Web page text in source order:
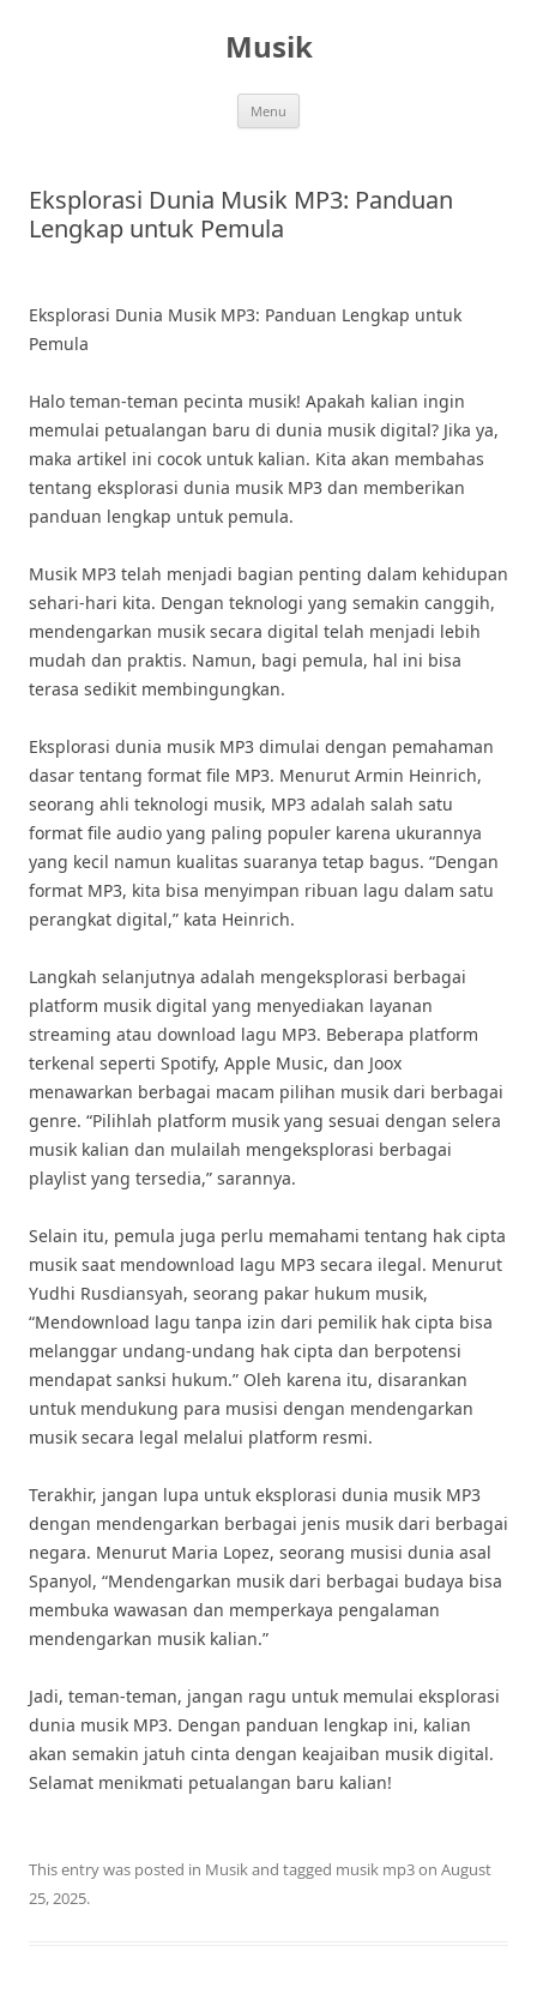
Musik
Menu
Eksplorasi Dunia Musik MP3: Panduan
Lengkap untuk Pemula
Eksplorasi Dunia Musik MP3: Panduan Lengkap untuk
Pemula
Halo teman-teman pecinta musik! Apakah kalian ingin
memulai petualangan baru di dunia musik digital? Jika ya,
maka artikel ini cocok untuk kalian. Kita akan membahas
tentang eksplorasi dunia musik MP3 dan memberikan
panduan lengkap untuk pemula.
Musik MP3 telah menjadi bagian penting dalam kehidupan
sehari-hari kita. Dengan teknologi yang semakin canggih,
mendengarkan musik secara digital telah menjadi lebih
mudah dan praktis. Namun, bagi pemula, hal ini bisa
terasa sedikit membingungkan.
Eksplorasi dunia musik MP3 dimulai dengan pemahaman
dasar tentang format file MP3. Menurut Armin Heinrich,
seorang ahli teknologi musik, MP3 adalah salah satu
format file audio yang paling populer karena ukurannya
yang kecil namun kualitas suaranya tetap bagus. “Dengan
format MP3, kita bisa menyimpan ribuan lagu dalam satu
perangkat digital,” kata Heinrich.
Langkah selanjutnya adalah mengeksplorasi berbagai
platform musik digital yang menyediakan layanan
streaming atau download lagu MP3. Beberapa platform
terkenal seperti Spotify, Apple Music, dan Joox
menawarkan berbagai macam pilihan musik dari berbagai
genre. “Pilihlah platform musik yang sesuai dengan selera
musik kalian dan mulailah mengeksplorasi berbagai
playlist yang tersedia,” sarannya.
Selain itu, pemula juga perlu memahami tentang hak cipta
musik saat mendownload lagu MP3 secara ilegal. Menurut
Yudhi Rusdiansyah, seorang pakar hukum musik,
“Mendownload lagu tanpa izin dari pemilik hak cipta bisa
melanggar undang-undang hak cipta dan berpotensi
mendapat sanksi hukum.” Oleh karena itu, disarankan
untuk mendukung para musisi dengan mendengarkan
musik secara legal melalui platform resmi.
Terakhir, jangan lupa untuk eksplorasi dunia musik MP3
dengan mendengarkan berbagai jenis musik dari berbagai
negara. Menurut Maria Lopez, seorang musisi dunia asal
Spanyol, “Mendengarkan musik dari berbagai budaya bisa
membuka wawasan dan memperkaya pengalaman
mendengarkan musik kalian.”
Jadi, teman-teman, jangan ragu untuk memulai eksplorasi
dunia musik MP3. Dengan panduan lengkap ini, kalian
akan semakin jatuh cinta dengan keajaiban musik digital.
Selamat menikmati petualangan baru kalian!
This entry was posted in Musikand tagged musik mp3on August
25, 2025.